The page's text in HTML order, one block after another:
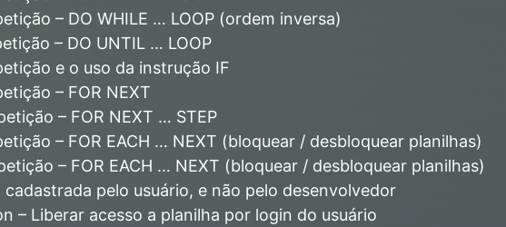
– DO WHILE … LOOP (ordem inversa)
– DO UNTIL … LOOP
e o uso da instrução IF
– FOR NEXT
– FOR NEXT … STEP
– FOR EACH … NEXT (bloquear / desbloquear planilhas)
– FOR EACH … NEXT (bloquear / desbloquear planilhas)
pelo usuário, e não pelo desenvolvedor
– Liberar acesso a planilha por login do usuário